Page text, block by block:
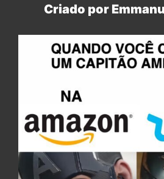
Criado por